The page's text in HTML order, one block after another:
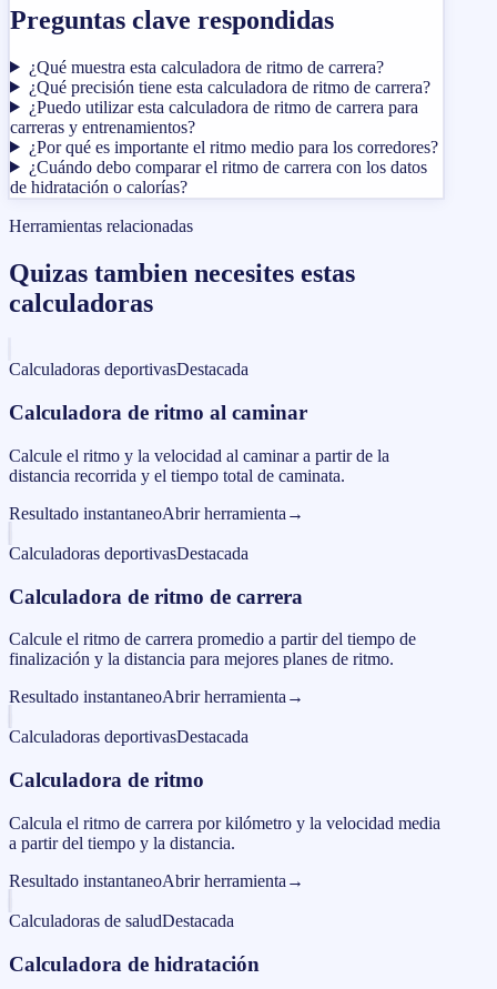
Preguntas clave respondidas
¿Qué muestra esta calculadora de ritmo de carrera?
¿Qué precisión tiene esta calculadora de ritmo de carrera?
¿Puedo utilizar esta calculadora de ritmo de carrera para
carreras y entrenamientos?
¿Por qué es importante el ritmo medio para los corredores?
¿Cuándo debo comparar el ritmo de carrera con los datos
de hidratación o calorías?
Herramientas relacionadas
Quizas tambien necesites estas
calculadoras
Calculadoras deportivasDestacada
Calculadora de ritmo al caminar
Calcule el ritmo y la velocidad al caminar a partir de la
distancia recorrida y el tiempo total de caminata.
Resultado instantaneoAbrir herramienta →
Calculadoras deportivasDestacada
Calculadora de ritmo de carrera
Calcule el ritmo de carrera promedio a partir del tiempo de
finalización y la distancia para mejores planes de ritmo.
Resultado instantaneoAbrir herramienta →
Calculadoras deportivasDestacada
Calculadora de ritmo
Calcula el ritmo de carrera por kilómetro y la velocidad media
a partir del tiempo y la distancia.
Resultado instantaneoAbrir herramienta →
Calculadoras de saludDestacada
Calculadora de hidratación